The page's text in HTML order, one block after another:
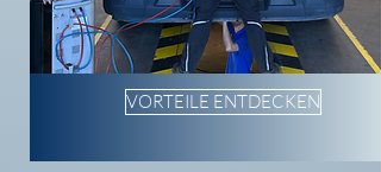
VORTEILE ENTDECKEN